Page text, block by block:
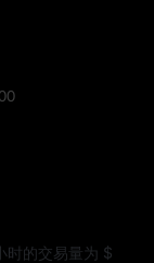
时的交易量为 $